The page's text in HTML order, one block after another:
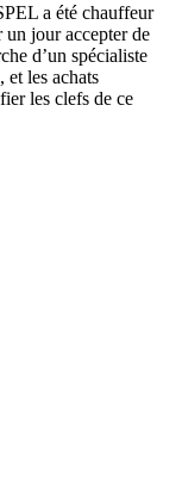
a été chauffeur
jour accepter de
d’un spécialiste
et les achats
les clefs de ce